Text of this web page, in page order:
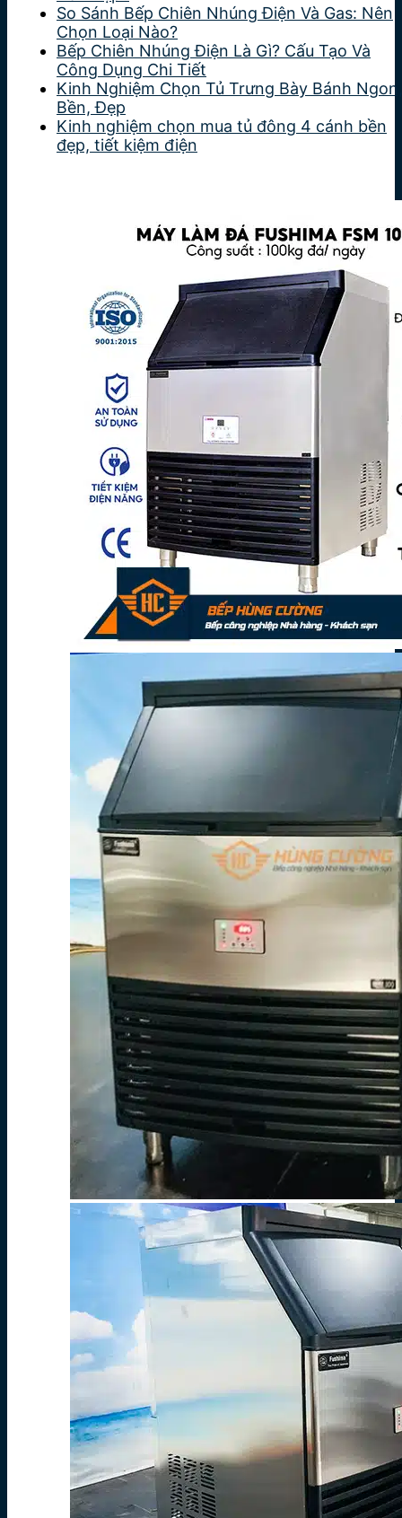
So Sánh Bếp Chiên Nhúng Điện Và Gas: Nên
Chọn Loại Nào?
Bếp Chiên Nhúng Điện Là Gì? Cấu Tạo Và
Công Dụng Chi Tiết
Kinh Nghiệm Chọn Tủ Trưng Bày Bánh Ngon,
Bền, Đẹp
Kinh nghiệm chọn mua tủ đông 4 cánh bền
đẹp, tiết kiệm điện